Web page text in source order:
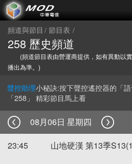
頻道與節目 節目表
258 歷史頻道
(頻道節目表由營運商提供，如有異動以
播出為準。)
聲控助理小秘訣:按下聲控遙控器的「
「258」 精彩節目馬上看
08月06日 星期四
23:45
山地硬漢 第13季